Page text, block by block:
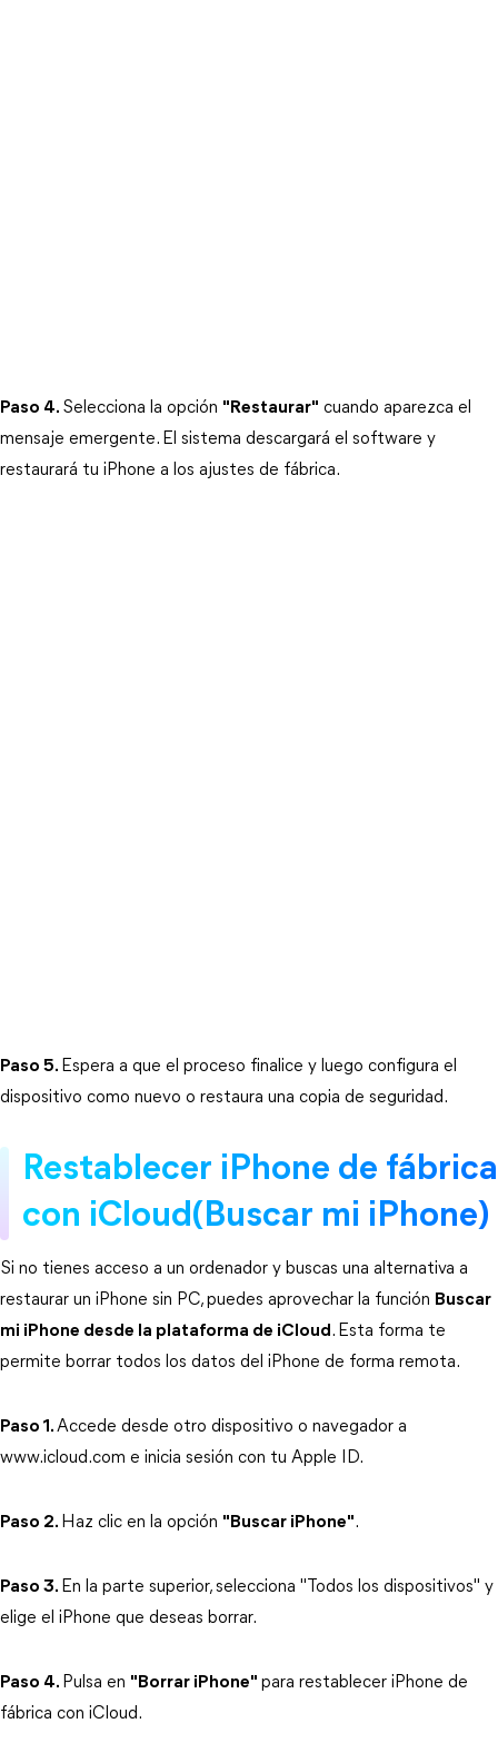
Paso 4. Selecciona la opción "Restaurar" cuando aparezca el
mensaje emergente. El sistema descargará el software y
restaurará tu iPhone a los ajustes de fábrica.
Paso 5. Espera a que el proceso finalice y luego configura el
dispositivo como nuevo o restaura una copia de seguridad.
Restablecer iPhone de fábrica
con iCloud(Buscar mi iPhone)
Si no tienes acceso a un ordenador y buscas una alternativa a
restaurar un iPhone sin PC, puedes aprovechar la función Buscar
mi iPhone desde la plataforma de iCloud. Esta forma te
permite borrar todos los datos del iPhone de forma remota.
Paso 1.Accede desde otro dispositivo o navegador a
www.icloud.com e inicia sesión con tu Apple ID.
Paso 2. Haz clic en la opción "Buscar iPhone".
Paso 3. En la parte superior, selecciona "Todos los dispositivos" y
elige el iPhone que deseas borrar.
Paso 4. Pulsa en "Borrar iPhone" para restablecer iPhone de
fábrica con iCloud.